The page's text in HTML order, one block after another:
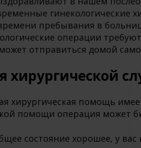
гинекологические
пребывания в
операции
отправиться домой
хирургической
хирургическая помощь
помощи операция может
состояние хорошее, у вас